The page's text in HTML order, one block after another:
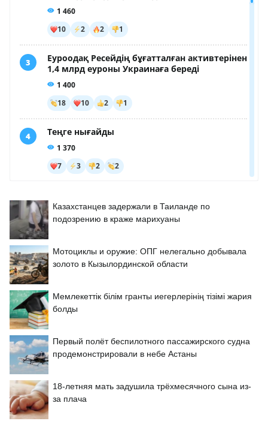
Казахстанцев задержали в Таиланде по
подозрению в краже марихуаны
Мотоциклы и оружие: ОПГ нелегально добывала
золото в Кызылординской области
Мемлекеттік білім гранты иегерлерінің тізімі жария
болды
Первый полёт беспилотного пассажирского судна
продемонстрировали в небе Астаны
18-летняя мать задушила трёхмесячного сына из-
за плача